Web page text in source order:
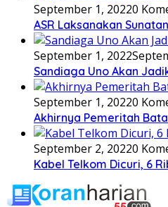
September 1, 20220
ASR Laksanakan
September 1, 2022
Sandiaga Uno Akan
September 1, 20220
Akhirnya Pemeritah
September 2, 20220
Kabel Telkom Dicuri, 6